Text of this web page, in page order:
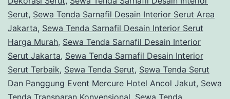
Serut, Sewa Tenda Sarnafil Desain Interior Serut Area
Jakarta, Sewa Tenda Sarnafil Desain Interior Serut
Harga Murah, Sewa Tenda Sarnafil Desain Interior
Serut Jakarta, Sewa Tenda Sarnafil Desain Interior
Serut Terbaik, Sewa Tenda Serut, Sewa Tenda Serut
Dan Panggung Event Mercure Hotel Ancol Jakut, Sewa